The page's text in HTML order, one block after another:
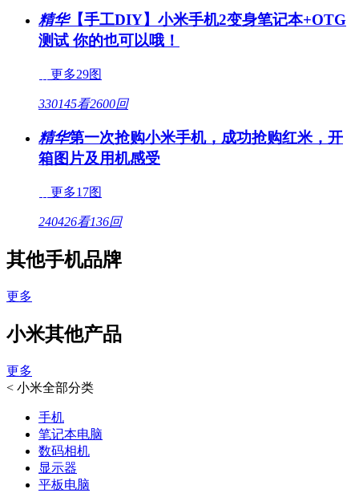
精华【手工DIY】小米手机2变身笔记本+OTG
测试 你的也可以哦！
更多29图
330145看2600回
精华第一次抢购小米手机，成功抢购红米，开
箱图片及用机感受
更多17图
240426看136回
其他手机品牌
更多
小米其他产品
更多
< 小米全部分类
手机
笔记本电脑
数码相机
显示器
平板电脑